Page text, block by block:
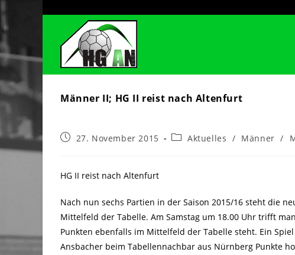
springen
Männer II; HG II reist nach Altenfurt
Beitrag27. November 2015
Beitrags-
Aktuelles / Männer /
HG II reist nach Altenfurt
Nach nun sechs Partien in der Saison 2015/16 steht die
Mittelfeld der Tabelle. Am Samstag um 18.00 Uhr trifft
Punkten ebenfalls im Mittelfeld der Tabelle steht. Ein
Ansbacher beim Tabellennachbar aus Nürnberg Punkte